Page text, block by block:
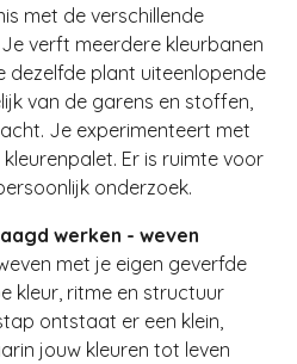
met de verschillende
verft meerdere kleurbanen
dezelfde plant uiteenlopende
van de garens en stoffen,
Je experimenteert met
Er is ruimte voor
onderzoek.
werken - weven
met je eigen geverfde
kleur, ritme en structuur
ontstaat er een klein,
jouw kleuren tot leven